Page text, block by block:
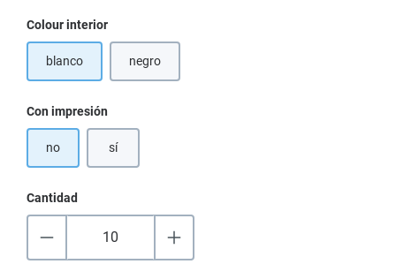
Seleccione
Colour interior
blanco negro(Esta opción no está disponible en este momento.)
Seleccione
Con impresión
no sí
Cantidad